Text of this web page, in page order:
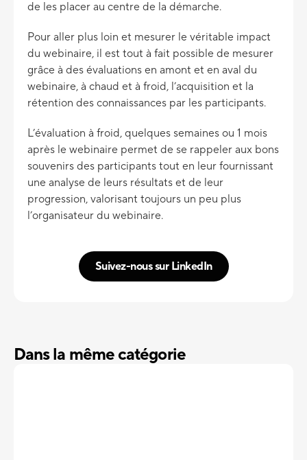
de les placer au centre de la démarche.
Pour aller plus loin et mesurer le véritable impact
du webinaire, il est tout à fait possible de mesurer
grâce à des évaluations en amont et en aval du
webinaire, à chaud et à froid, l’acquisition et la
rétention des connaissances par les participants.
L’évaluation à froid, quelques semaines ou 1 mois
après le webinaire permet de se rappeler aux bons
souvenirs des participants tout en leur fournissant
une analyse de leurs résultats et de leur
progression, valorisant toujours un peu plus
l’organisateur du webinaire.
Suivez-nous sur LinkedIn
Dans la même catégorie